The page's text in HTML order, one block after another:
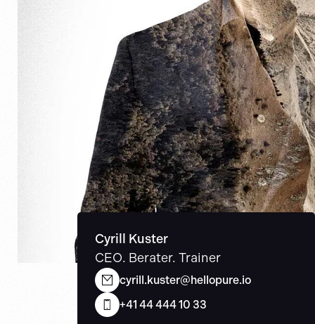
Cyrill Kuster
CEO. Berater. Trainer
cyrill.kuster@hellopure.io
+41 44 444 10 33